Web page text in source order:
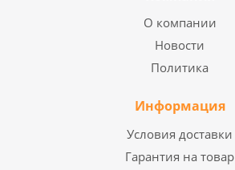
О компании
Новости
Политика
Информация
Условия доставки
Гарантия на товар